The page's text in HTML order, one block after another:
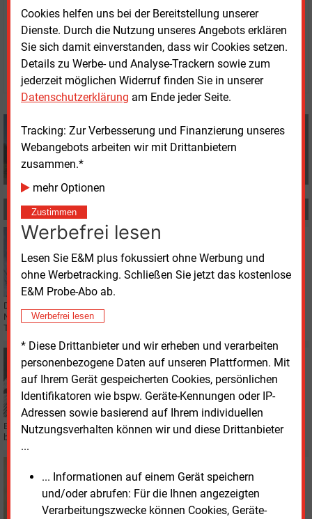
Cookies helfen uns bei der Bereitstellung unserer
Dienste. Durch die Nutzung unseres Angebots erklären
Sie sich damit einverstanden, dass wir Cookies setzen.
Details zu Werbe- und Analyse-Trackern sowie zum
jederzeit möglichen Widerruf finden Sie in unserer
Datenschutzerklärung am Ende jeder Seite.
Tracking: Zur Verbesserung und Finanzierung unseres
Webangebots arbeiten wir mit Drittanbietern
zusammen.*
mehr Optionen
Zustimmen
Werbefrei lesen
Lesen Sie E&M plus fokussiert ohne Werbung und
ohne Werbetracking. Schließen Sie jetzt das kostenlose
E&M Probe-Abo ab.
Werbefrei lesen
* Diese Drittanbieter und wir erheben und verarbeiten
personenbezogene Daten auf unseren Plattformen. Mit
auf Ihrem Gerät gespeicherten Cookies, persönlichen
Identifikatoren wie bspw. Geräte-Kennungen oder IP-
Adressen sowie basierend auf Ihrem individuellen
Nutzungsverhalten können wir und diese Drittanbieter
...
... Informationen auf einem Gerät speichern
und/oder abrufen: Für die Ihnen angezeigten
Verarbeitungszwecke können Cookies, Geräte-
Montag, 14.04.2025, 08:15 Uhr
Redaktion
© 2026 Energie & Management GmbH
+49 (0) 8152 9311 0
info@energie-und-management.de
50 Hertz nimmt Ersatzneubau in Betrieb
Der Übertragungsnetzbetreiber hat 300 Millionen Euro in ein
Netzverstärkungsprojekt investiert, das auch ungeplante Stromflüsse nach
Tschechien verringern wird.
Dienstag, 26.08.2025, 08:30
STATISTIK DES TAGES
Anzahl der Stromnetzbetreiber in Deutschland
Ein Schaubild sagt mehr als tausend Worte: In einer aktuellen Infografik
beleuchten wir regelmäßig Zahlen aus dem energiewirtschaftlichen Bereich.
SMART METER
Wettbewerbliche Messstellenbetreiber befürchten
Nachteile